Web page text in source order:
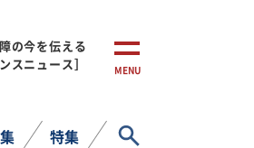
の今を伝える
スニュース］
MENU
特集